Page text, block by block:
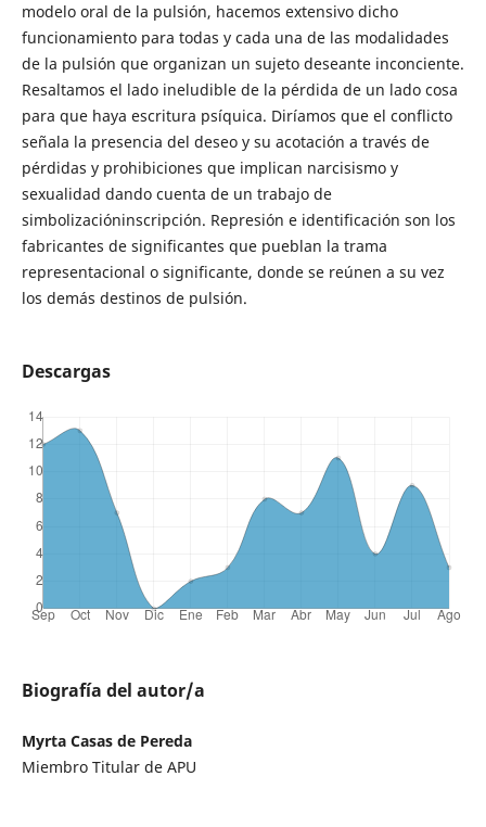
modelo oral de la pulsión, hacemos extensivo dicho
funcionamiento para todas y cada una de las modalidades
de la pulsión que organizan un sujeto deseante inconciente.
Resaltamos el lado ineludible de la pérdida de un lado cosa
para que haya escritura psíquica. Diríamos que el conflicto
señala la presencia del deseo y su acotación a través de
pérdidas y prohibiciones que implican narcisismo y
sexualidad dando cuenta de un trabajo de
simbolizacióninscripción. Represión e identificación son los
fabricantes de significantes que pueblan la trama
representacional o significante, donde se reúnen a su vez
los demás destinos de pulsión.
Descargas
Biografía del autor/a
Myrta Casas de Pereda
Miembro Titular de APU